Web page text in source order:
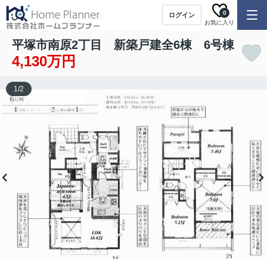
ログイン
お気に入り
0
平塚市南原2丁目 新築戸建全6棟 6号棟
4,130万円
1/2